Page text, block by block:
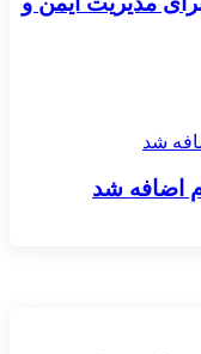
اضافه شد